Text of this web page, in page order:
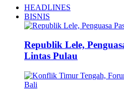
HEADLINES
BISNIS
Republik Lele,
Lintas Pulau